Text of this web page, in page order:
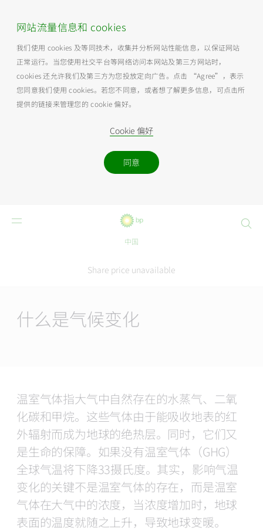
网站流量信息和 cookies
我们使用 cookies 及等同技术，收集并分析网站性能信息，以保证网站
正常运行。当您使用社交平台等网络访问本网站及第三方网站时，
cookies 还允许我们及第三方为您投放定向广告。点击 “Agree”，表示
您同意我们使用 cookies。若您不同意，或者想了解更多信息，可点击所
提供的链接来管理您的 cookie 偏好。
Cookie 偏好
同意
中国
Share price unavailable
Search
什么是气候变化
温室气体指大气中自然存在的水蒸气、二氧
化碳和甲烷。这些气体由于能吸收地表的红
外辐射而成为地球的绝热层。同时，它们又
是生命的保障。如果没有温室气体（GHG）
全球气温将下降33摄氏度。其实，影响气温
变化的关键不是温室气体的存在，而是温室
气体在大气中的浓度，当浓度增加时，地球
表面的温度就随之上升，导致地球变暖。